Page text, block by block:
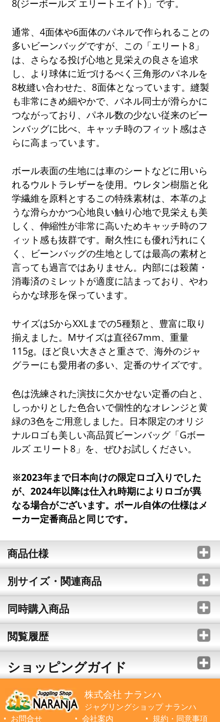
8(ジーボールズ エリートエイト)」です。
通常、4面体や6面体のパネルで作られることの
多いビーンバッグですが、この「エリート8」
は、さらなる投げ心地と見栄えの良さを追求
し、より球体に近づけるべく三角形のパネルを
8枚縫い合わせた、8面体となっています。縫製
も非常にきめ細やかで、パネル同士が滑らかに
つながっており、パネル数の少ない従来のビー
ンバッグに比べ、キャッチ時のフィット感はさ
らに高まっています。
ボール表面の生地には車のシートなどに用いら
れるウルトラレザーを使用。ウレタン樹脂と化
学繊維を原料とするこの特殊素材は、本革のよ
うな滑らかかつ心地良い触り心地で見栄えも美
しく、伸縮性が非常に高いためキャッチ時のフ
ィット感も抜群です。耐久性にも優れ汚れにく
く、ビーンバッグの生地としては最高の素材と
言っても過言ではありません。内部には殺菌・
消毒済のミレットが適度に詰まっており、やわ
らかな球形を保っています。
サイズはSからXXLまでの5種類と、豊富に取り
揃えました。Mサイズは直径67mm、重量
115g。ほど良い大きさと重さで、海外のジャ
グラーにも愛用者の多い、定番のサイズです。
色は洗練された演技に欠かせない定番の白と、
しっかりとした色合いで個性的なオレンジと黄
緑の3色をご用意しました。日本限定のオリジ
ナルロゴも美しい高品質ビーンバッグ「Gボー
ルズ エリート8」を、ぜひお試しください。
※2023年まで日本向けの限定ロゴ入りでした
が、2024年以降は仕入れ時期によりロゴが異
なる場合がございます。ボール自体の仕様はメ
ーカー定番商品と同じです。
商品仕様
別サイズ・関連商品
同時購入商品
閲覧履歴
ショッピングガイド
株式会社 ナランハ
ジャグリングショップ ナランハ
お問合せ
会社案内 規約・同意事項